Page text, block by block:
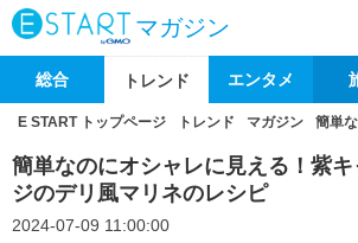
マガジン
総合 トレンド エンタメ
E START トップページ トレンド マガジン 簡単
簡単なのにオシャレに見える！紫
ジのデリ風マリネのレシピ
2024-07-09 11:00:00